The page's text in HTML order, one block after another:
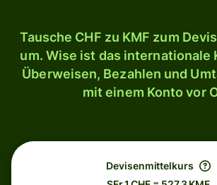
Tausche CHF zu KMF zum
um. Wise ist das internationale
Überweisen, Bezahlen und
mit einem Konto vor
Devisenmittelkurs